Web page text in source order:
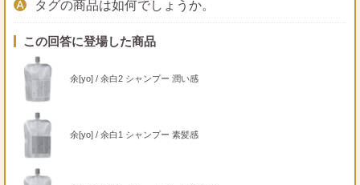
タグの商品は如何でしょうか。
この回答に登場した商品
余[yo] / 余白2 シャンプー 潤い感
余[yo] / 余白1 シャンプー 素髪感